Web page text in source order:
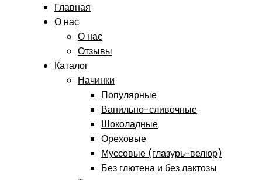
Главная
О нас
О нас
Отзывы
Каталог
Начинки
Популярные
Ванильно-сливочные
Шоколадные
Ореховые
Муссовые (глазурь-велюр)
Без глютена и без лактозы